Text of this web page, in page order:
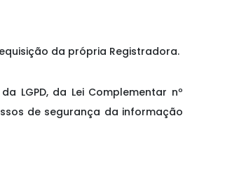
da própria Registradora.
LGPD, da Lei Complementar nº
de segurança da informação